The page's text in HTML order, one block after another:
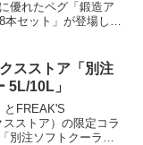
優れたペグ「鍛造ア
本セット」が登場しま
スストア「別注
5L/10L」
とFREAK'S
ストア）の限定コラ
別注ソフトクーラー